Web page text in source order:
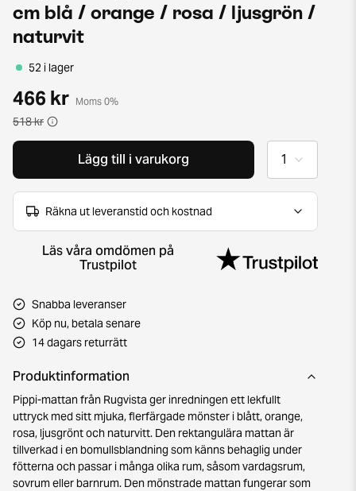
cm blå / orange / rosa / ljusgrön /
naturvit
52 i lager
466 kr Moms 0%
518 kr
Lägg till i varukorg
Räkna ut leveranstid och kostnad
Läs våra omdömen på
Trustpilot
Snabba leveranser
Köp nu, betala senare
14 dagars returrätt
Produktinformation
Pippi-mattan från Rugvista ger inredningen ett lekfullt
uttryck med sitt mjuka, flerfärgade mönster i blått, orange,
rosa, ljusgrönt och naturvitt. Den rektangulära mattan är
tillverkad i en bomullsblandning som känns behaglig under
fötterna och passar i många olika rum, såsom vardagsrum,
sovrum eller barnrum. Den mönstrade mattan fungerar som